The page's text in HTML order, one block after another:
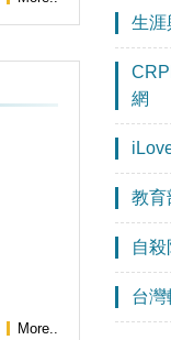
More..
生涯
網
教育
自
台灣